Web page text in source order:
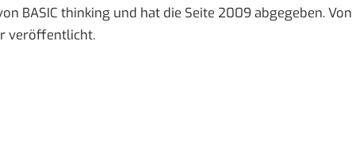
BASIC thinking und hat die Seite 2009 abgegeben. Von
veröffentlicht.